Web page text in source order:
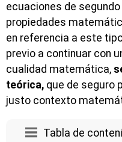
ecuaciones de
propiedades
en referencia a este
previo a continuar con
cualidad matemática,
teórica, que de seguro
justo contexto
Tabla de